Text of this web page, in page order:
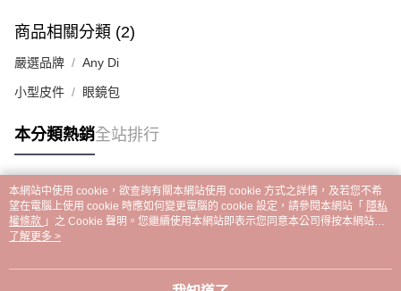
商品相關分類 (2)
嚴選品牌 Any Di
小型皮件 眼鏡包
本分類熱銷全站排行
熱門標籤
本網站中使用 cookie，欲查詢有關本網站使用 cookie 方式之詳情，及若您不希
望在電腦上使用 cookie 時應如何變更電腦的 cookie 設定，請參閱本網站「 隱私
權條款 」之 Cookie 聲明。您繼續使用本網站即表示您同意本公司得按本網站使
用條款之 Cookie 聲明使用 cookie。
了解更多 >